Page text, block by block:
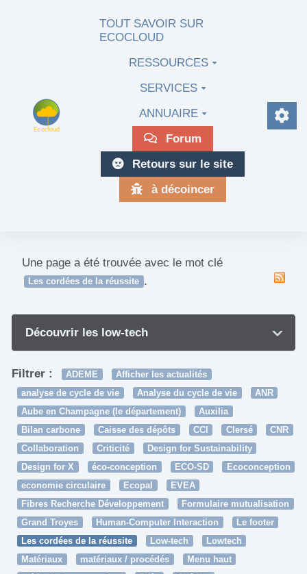
Aller au contenu principal
TOUT SAVOIR SUR
ECOCLOUD
RESSOURCES
SERVICES
ANNUAIRE
Forum
Retours sur le site
à décoincer
Une page a été trouvée avec le mot clé
Les cordées de la réussite .
Découvrir les low-tech
Filtrer : ADEME
Afficher les actualités
analyse de cycle de vie
Analyse du cycle de vie
ANR
Aube en Champagne (le département)
Auxilia
Bilan carbone
Caisse des dépôts CCI Clersé
CNR
Collaboration
Criticité
Design for Sustainability
Design for X
éco-conception ECO-SD
Ecoconception
economie circulaire
Ecopal
EVEA
Fibres Recherche Développement
Formulaire mutualisation
Grand Troyes
Human-Computer Interaction
Le footer
Les cordées de la réussite
Low-tech
Lowtech
Matériaux
matériaux / procédés
Menu haut